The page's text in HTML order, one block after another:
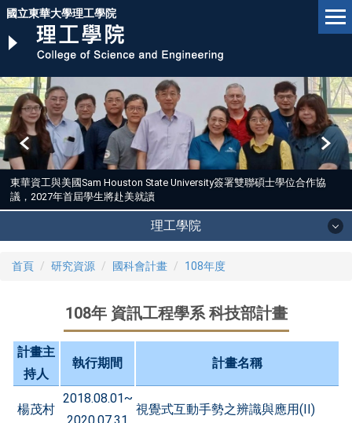
跳
主
內
容
區
國立東華大學理工學院
東華資工與美國Sam Houston State University簽署雙聯碩士學位合作協
議，2027年首屆學生將赴美就讀
理工學院
首頁 研究資源 國科會計畫 108年度
108年 資訊工程學系 科技部計畫
計畫主
持人
執行期間 計畫名稱
楊茂村
2018.08.01~
視覺式互動手勢之辨識與應用(II)